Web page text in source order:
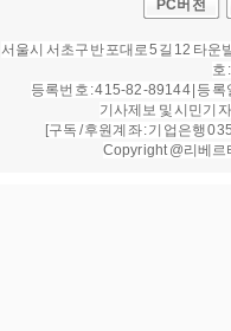
PC버전
서울시 서초구 반포대로 5길 12 타
호
등록번호 : 415-82-89144 | 등록
기사제보 및 시민기
[구독 / 후원계좌 : 기업은행
Copyright @리베르